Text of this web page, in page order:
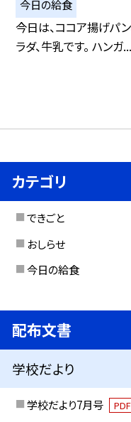
今日の給食
今日は、ココア揚げパン
ラダ、牛乳です。 ハンガ...
カテゴリ
できごと
おしらせ
今日の給食
配布文書
学校だより
学校だより7月号 PDF